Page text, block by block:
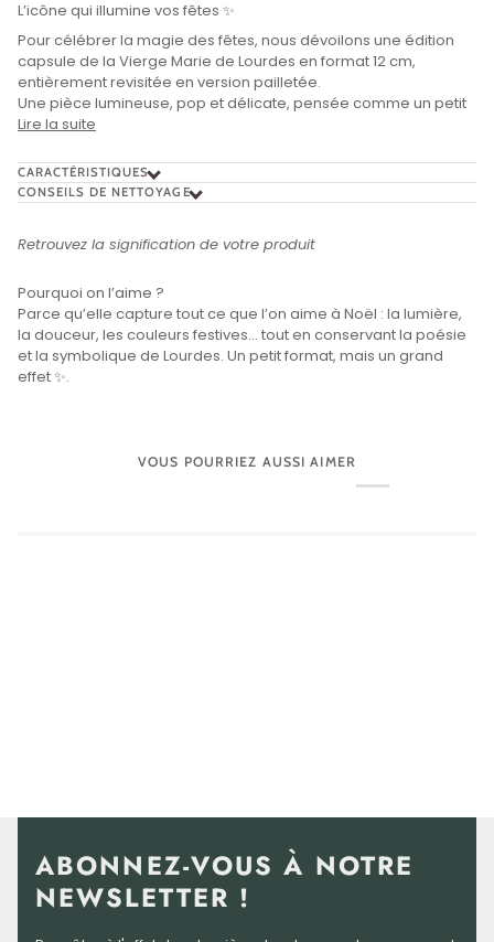
L’icône qui illumine vos fêtes ✨
Pour célébrer la magie des fêtes, nous dévoilons une édition
capsule de la Vierge Marie de Lourdes en format 12 cm,
entièrement revisitée en version pailletée.
Une pièce lumineuse, pop et délicate, pensée comme un petit
Lire la suite
CARACTÉRISTIQUES
CONSEILS DE NETTOYAGE
Retrouvez la signification de votre produit
Pourquoi on l’aime ?
Parce qu’elle capture tout ce que l’on aime à Noël : la lumière,
la douceur, les couleurs festives… tout en conservant la poésie
et la symbolique de Lourdes. Un petit format, mais un grand
effet ✨.
VOUS POURRIEZ AUSSI AIMER
ABONNEZ-VOUS À NOTRE
NEWSLETTER !